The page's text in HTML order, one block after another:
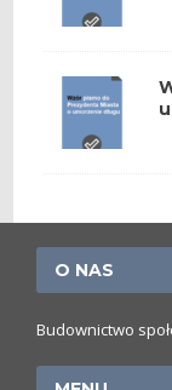
O NAS
Budownictwo